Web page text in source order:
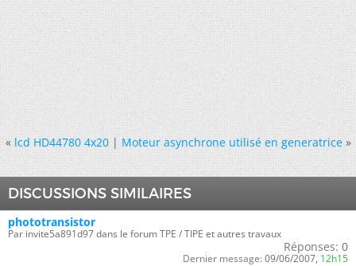
« lcd HD44780 4x20|Moteur asynchrone utilisé en generatrice »
DISCUSSIONS SIMILAIRES
phototransistor
Par invite5a891d97 dans le forum TPE / TIPE et autres travaux
Réponses: 0
Dernier message: 09/06/2007, 12h15